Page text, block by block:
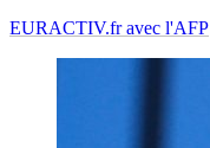
EURACTIV.fr avec l'AFP